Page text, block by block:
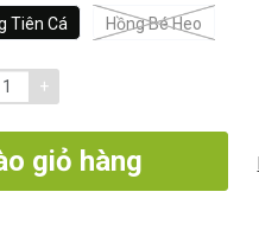
Tiên Cá Hồng Bé Heo
+
giỏ hàng